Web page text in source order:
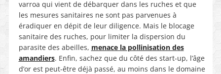
varroa qui vient de débarquer dans les ruches et que
les mesures sanitaires ne sont pas parvenues à
éradiquer en dépit de leur diligence. Mais le blocage
sanitaire des ruches, pour limiter la dispersion du
parasite des abeilles, menace la pollinisation des
amandiers. Enfin, sachez que du côté des start-up, l’âge
d’or est peut-être déjà passé, au moins dans le domaine